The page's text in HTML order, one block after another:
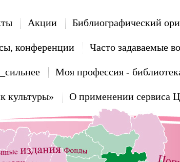
Акции Библиографический
конференции Часто задаваемые
Моя профессия -
культуры» О применении сервиса